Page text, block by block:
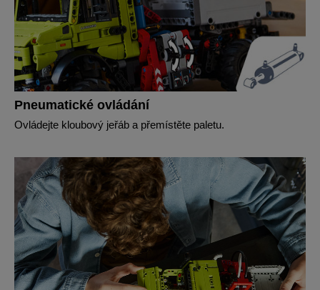
Pneumatické ovládání
Ovládejte kloubový jeřáb a přemístěte paletu.